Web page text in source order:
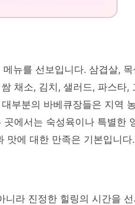
뉴를 선보입니다. 삼겹살,
채소, 김치, 샐러드, 파스타,
부분의 바베큐장들은 지역
에서는 숙성육이나 특별한
맛에 대한 만족은 기본입니다.
라 진정한 힐링의 시간을